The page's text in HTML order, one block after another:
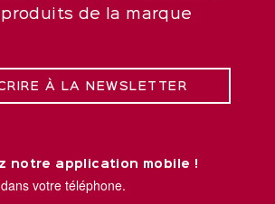
produits de la marque
À LA NEWSLETTER
notre application mobile !
votre téléphone.